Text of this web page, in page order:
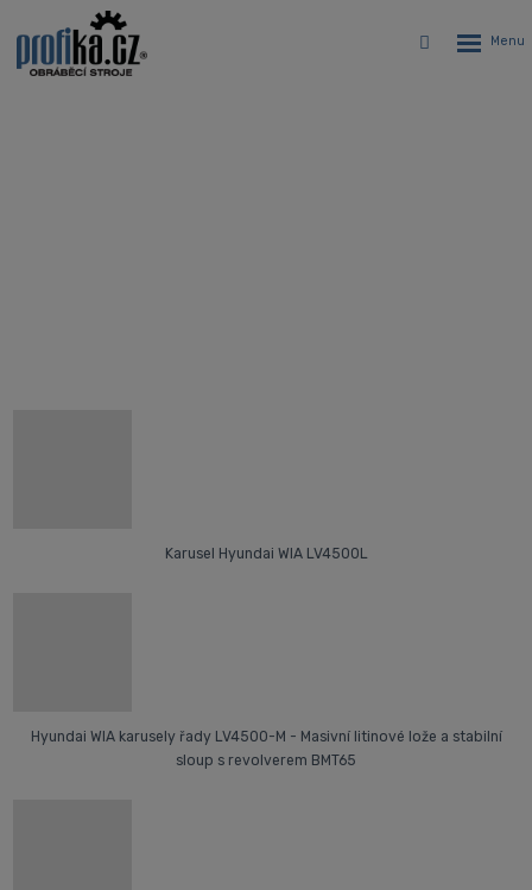
Vyhledávání
Karusel Hyundai WIA LV4500L
Hyundai WIA karusely řady LV4500-M - Masivní litinové lože a stabilní
sloup s revolverem BMT65